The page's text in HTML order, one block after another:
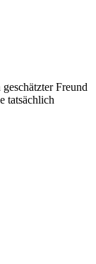
Freund
tatsächlich